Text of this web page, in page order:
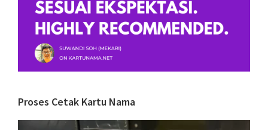
Proses Cetak Kartu Nama